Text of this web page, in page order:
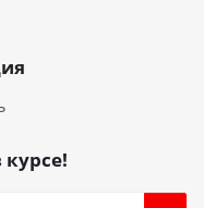
курсе!